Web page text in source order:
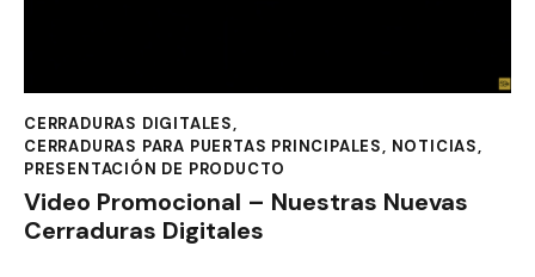
CERRADURAS DIGITALES,
CERRADURAS PARA PUERTAS PRINCIPALES, NOTICIAS,
PRESENTACIÓN DE PRODUCTO
Video Promocional – Nuestras Nuevas
Cerraduras Digitales